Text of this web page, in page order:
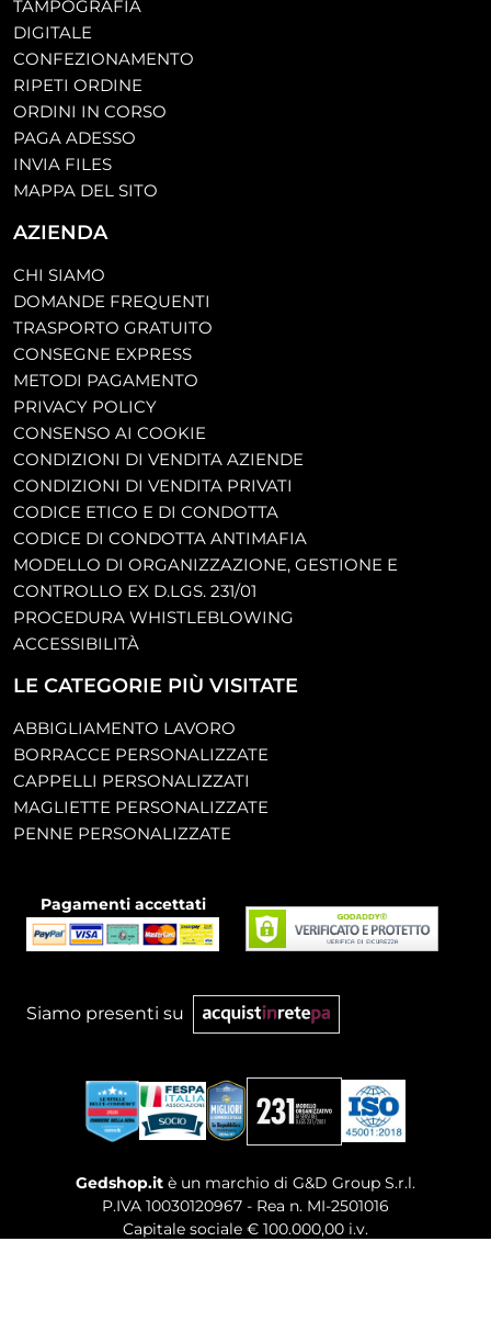
TAMPOGRAFIA
DIGITALE
CONFEZIONAMENTO
RIPETI ORDINE
ORDINI IN CORSO
PAGA ADESSO
INVIA FILES
MAPPA DEL SITO
AZIENDA
CHI SIAMO
DOMANDE FREQUENTI
TRASPORTO GRATUITO
CONSEGNE EXPRESS
METODI PAGAMENTO
PRIVACY POLICY
CONSENSO AI COOKIE
CONDIZIONI DI VENDITA AZIENDE
CONDIZIONI DI VENDITA PRIVATI
CODICE ETICO E DI CONDOTTA
CODICE DI CONDOTTA ANTIMAFIA
MODELLO DI ORGANIZZAZIONE, GESTIONE E
CONTROLLO EX D.LGS. 231/01
PROCEDURA WHISTLEBLOWING
ACCESSIBILITÀ
LE CATEGORIE PIÙ VISITATE
ABBIGLIAMENTO LAVORO
BORRACCE PERSONALIZZATE
CAPPELLI PERSONALIZZATI
MAGLIETTE PERSONALIZZATE
PENNE PERSONALIZZATE
Pagamenti accettati
Siamo presenti su
Gedshop.it è un marchio di G&D Group S.r.l.
P.IVA 10030120967 - Rea n. MI-2501016
Capitale sociale € 100.000,00 i.v.